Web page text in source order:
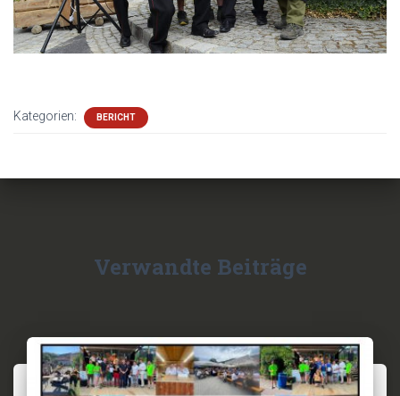
Kategorien: BERICHT
Verwandte Beiträge